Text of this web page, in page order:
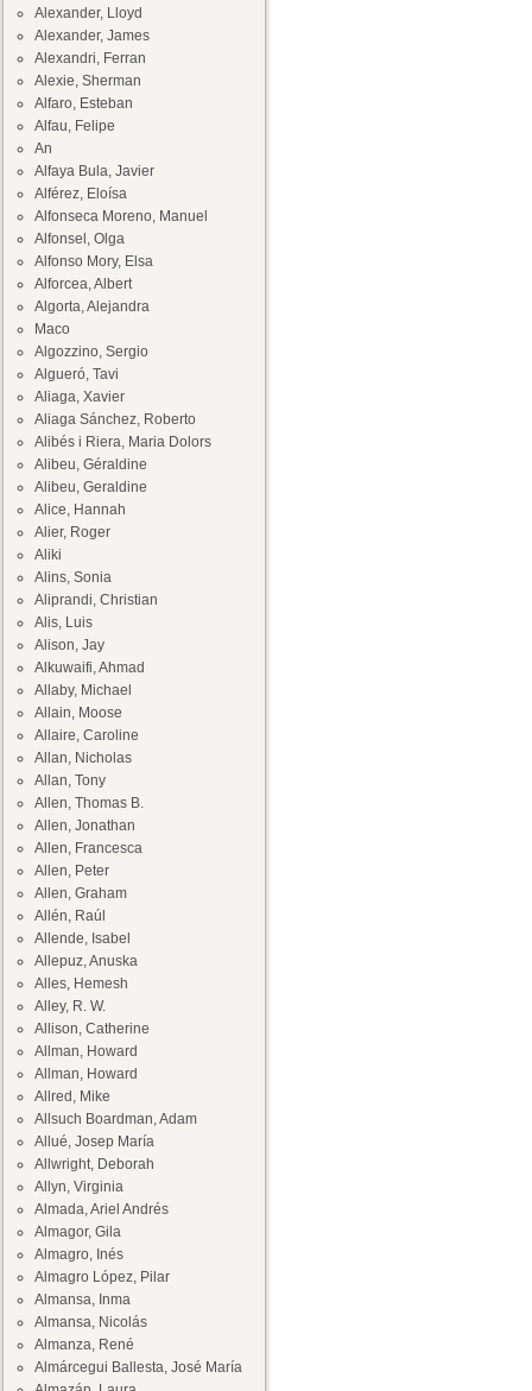
Alexander, Lloyd
Alexander, James
Alexandri, Ferran
Alexie, Sherman
Alfaro, Esteban
Alfau, Felipe
An
Alfaya Bula, Javier
Alférez, Eloísa
Alfonseca Moreno, Manuel
Alfonsel, Olga
Alfonso Mory, Elsa
Alforcea, Albert
Algorta, Alejandra
Maco
Algozzino, Sergio
Algueró, Tavi
Aliaga, Xavier
Aliaga Sánchez, Roberto
Alibés i Riera, Maria Dolors
Alibeu, Géraldine
Alibeu, Geraldine
Alice, Hannah
Alier, Roger
Aliki
Alins, Sonia
Aliprandi, Christian
Alis, Luis
Alison, Jay
Alkuwaifi, Ahmad
Allaby, Michael
Allain, Moose
Allaire, Caroline
Allan, Nicholas
Allan, Tony
Allen, Thomas B.
Allen, Jonathan
Allen, Francesca
Allen, Peter
Allen, Graham
Allén, Raúl
Allende, Isabel
Allepuz, Anuska
Alles, Hemesh
Alley, R. W.
Allison, Catherine
Allman, Howard
Allman, Howard
Allred, Mike
Allsuch Boardman, Adam
Allué, Josep María
Allwright, Deborah
Allyn, Virginia
Almada, Ariel Andrés
Almagor, Gila
Almagro, Inés
Almagro López, Pilar
Almansa, Inma
Almansa, Nicolás
Almanza, René
Almárcegui Ballesta, José María